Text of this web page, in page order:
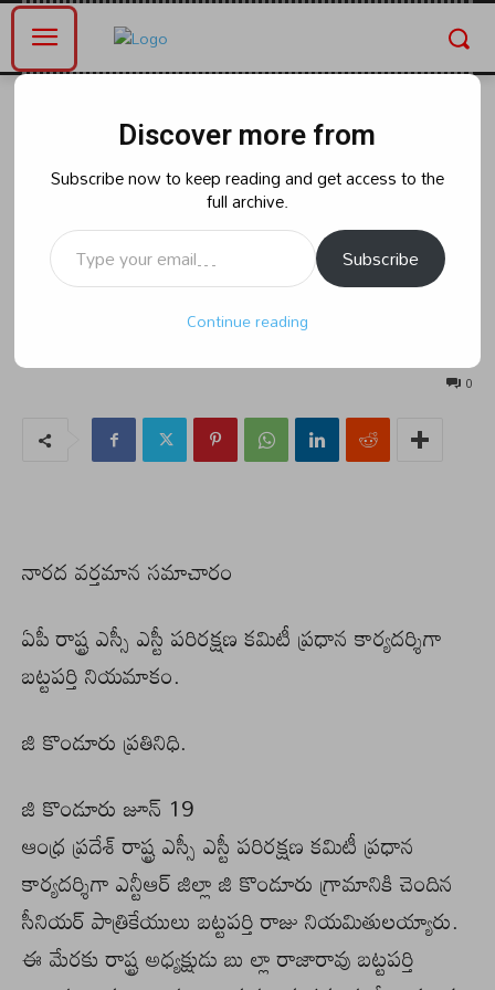
ఏపీ రాష్ట్ర ఎస్సీ ఎస్టీ పరిరక్షణ కమిటీ
ప్రధాన కార్యదర్శిగా బట్టపర్తి
నియమాకం.
Wednesday, June 19, 2024 5:08 pm
0
నారద వర్తమాన సమాచారం
ఏపీ రాష్ట్ర ఎస్సీ ఎస్టీ పరిరక్షణ కమిటీ ప్రధాన కార్యదర్శిగా
బట్టపర్తి నియమాకం.
జి కొండూరు ప్రతినిధి.
జి కొండూరు జూన్ 19
ఆంధ్ర ప్రదేశ్ రాష్ట్ర ఎస్సీ ఎస్టీ పరిరక్షణ కమిటీ ప్రధాన
కార్యదర్శిగా ఎన్టీఆర్ జిల్లా జి కొండూరు గ్రామానికి చెందిన
సీనియర్ పాత్రికేయులు బట్టపర్తి రాజు నియమితులయ్యారు.
ఈ మేరకు రాష్ట్ర అధ్యక్షుడు బు ల్లా రాజారావు బట్టపర్తి
Discover more from
Subscribe now to keep reading and get access to the
full archive.
Type your email…
Subscribe
Continue reading